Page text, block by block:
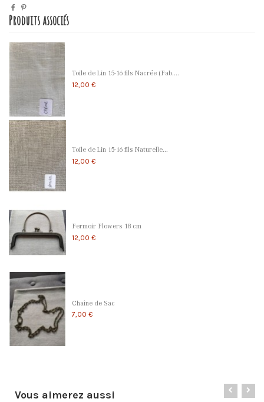
Produits associés
Toile de Lin 15-16 fils Nacrée (Fab....
12,00 €
Toile de Lin 15-16 fils Naturelle...
12,00 €
Fermoir Flowers 18 cm
12,00 €
Chaîne de Sac
7,00 €
Vous aimerez aussi